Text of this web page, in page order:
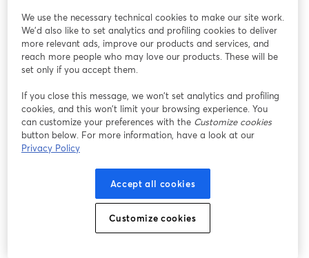
หากมีปัญหา
เปิดในแท็บใหม่
We use the necessary technical cookies to make our site work.
We'd also like to set analytics and profiling cookies to deliver
more relevant ads, improve our products and services, and
reach more people who may love our products. These will be
set only if you accept them.
If you close this message, we won’t set analytics and profiling
cookies, and this won’t limit your browsing experience. You
can customize your preferences with the Customize cookies
button below. For more information, have a look at our
Privacy Policy
Accept all cookies
Customize cookies